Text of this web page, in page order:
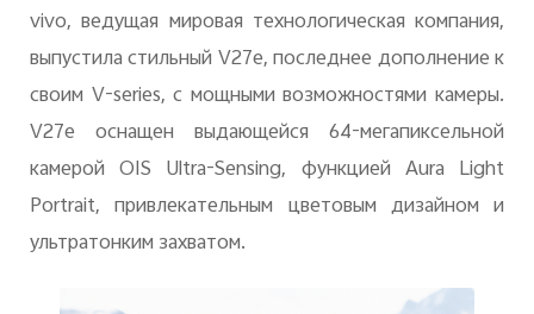
vivo, ведущая мировая технологическая компания,
выпустила стильный V27e, последнее дополнение к
своим V-series, с мощными возможностями камеры.
V27e оснащен выдающейся 64-мегапиксельной
камерой OIS Ultra-Sensing, функцией Aura Light
Portrait, привлекательным цветовым дизайном и
ультратонким захватом.